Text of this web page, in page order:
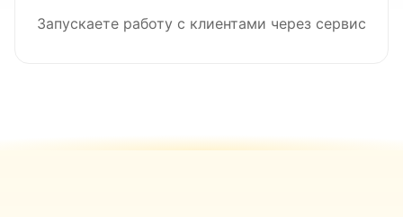
Запускаете работу с клиентами через сервис